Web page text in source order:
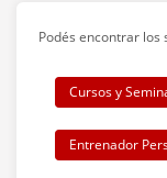
Podés encontrar los
Cursos y
Entrenador